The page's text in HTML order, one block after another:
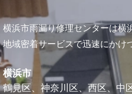
横浜市雨漏り修理センターは横
地域密着サービスで迅速にかけ
横浜市
鶴見区、神奈川区、西区、中